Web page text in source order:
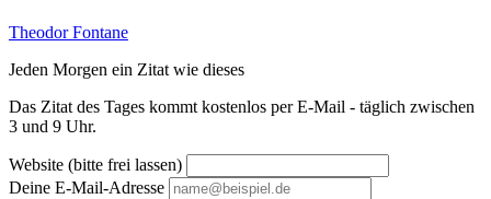
Theodor Fontane
Jeden Morgen ein Zitat wie dieses
Das Zitat des Tages kommt kostenlos per E-Mail - täglich zwischen
3 und 9 Uhr.
Website (bitte frei lassen)
Deine E-Mail-Adresse